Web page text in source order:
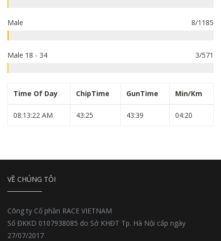
Male 8/1185
Male 18 - 34 3/571
Time Of Day ChipTime GunTime Min/Km
08:13:22 AM 43:25 43:39 04:20
VỀ CHÚNG TÔI
Công ty Cổ phần RACE VIETNAM
Số ĐKKD 0107938085 do Sở KHĐT Tp. Hà Nội cấp ngày
27/07/2017